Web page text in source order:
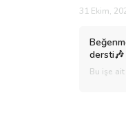
31 Ekim,
dersti🎶
Bu işe